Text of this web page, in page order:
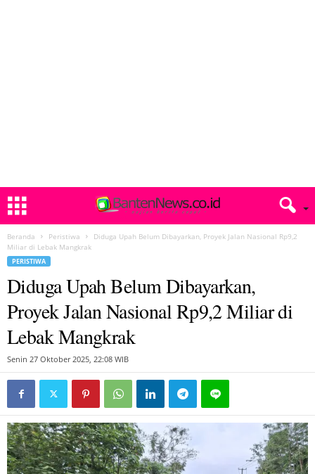
Beranda Peristiwa
Diduga Upah Belum Dibayarkan, Proyek Jalan Nasional Rp9,2
Miliar di Lebak Mangkrak
PERISTIWA
Diduga Upah Belum Dibayarkan,
Proyek Jalan Nasional Rp9,2 Miliar di
Lebak Mangkrak
Senin 27 Oktober 2025, 22:08 WIB